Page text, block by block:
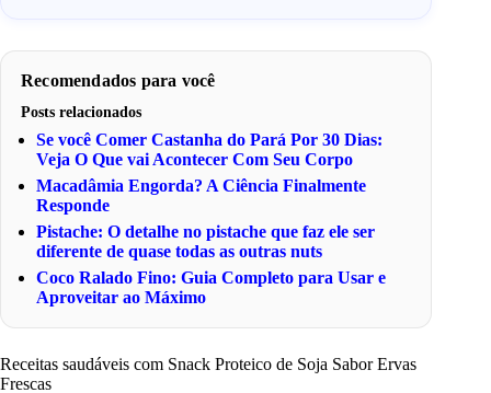
Recomendados para você
Posts relacionados
Se você Comer Castanha do Pará Por 30 Dias:
Veja O Que vai Acontecer Com Seu Corpo
Macadâmia Engorda? A Ciência Finalmente
Responde
Pistache: O detalhe no pistache que faz ele ser
diferente de quase todas as outras nuts
Coco Ralado Fino: Guia Completo para Usar e
Aproveitar ao Máximo
Receitas saudáveis com Snack Proteico de Soja Sabor Ervas
Frescas